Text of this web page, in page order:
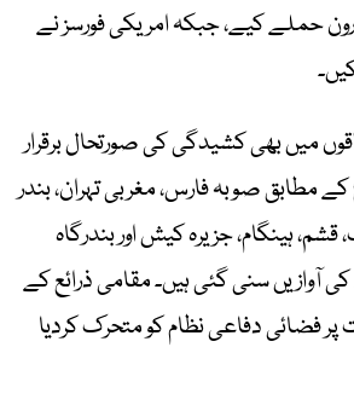
ڈرون حملے کیے، جبکہ امریکی فورسز نے
میں بھی کشیدگی کی صورتحال برقرار
کے مطابق صوبہ فارس، مغربی تہران، بندر
ہینگام، جزیرہ کیش اور بندرگاہ
آوازیں سنی گئی ہیں۔ مقامی ذرائع کے
فضائی دفاعی نظام کو متحرک کردیا